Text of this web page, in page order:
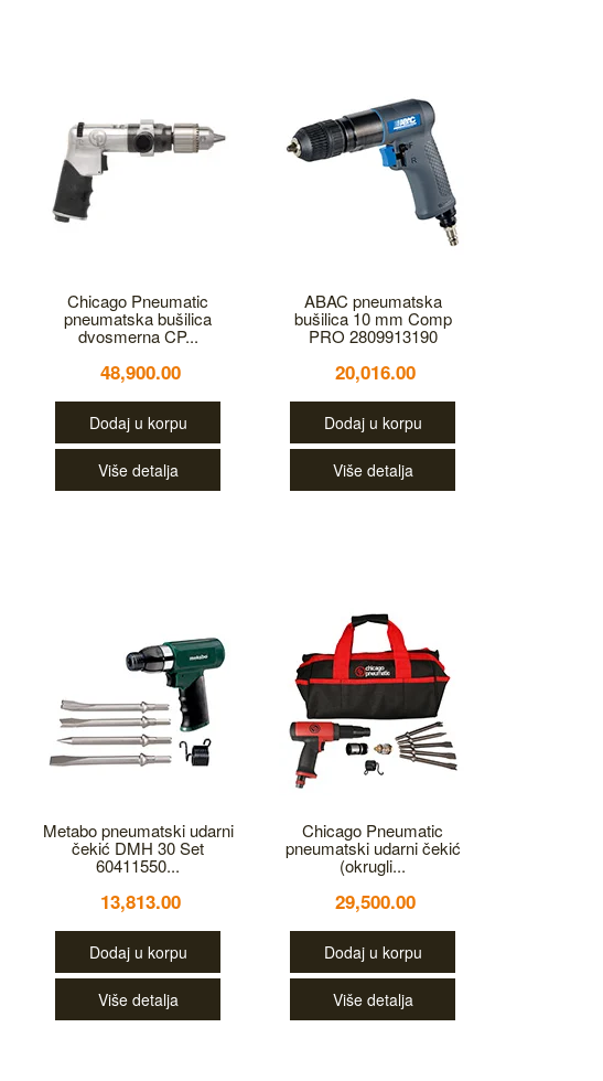
Chicago Pneumatic
pneumatska bušilica
dvosmerna CP...
48,900.00
Dodaj u korpu
Više detalja
ABAC pneumatska
bušilica 10 mm Comp
PRO 2809913190
20,016.00
Dodaj u korpu
Više detalja
Metabo pneumatski udarni
čekić DMH 30 Set
60411550...
13,813.00
Dodaj u korpu
Više detalja
Chicago Pneumatic
pneumatski udarni čekić
(okrugli...
29,500.00
Dodaj u korpu
Više detalja